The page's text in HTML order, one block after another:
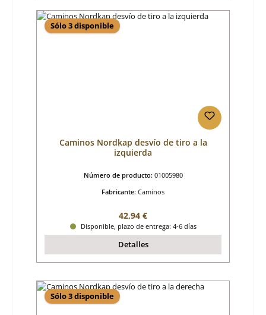
Sólo 3 disponible
Caminos Nordkap desvío de tiro a la
izquierda
Número de producto: 01005980
Fabricante: Caminos
Precio normal:
42,94 €
Disponible, plazo de entrega: 4-6 días
Detalles
Sólo 3 disponible